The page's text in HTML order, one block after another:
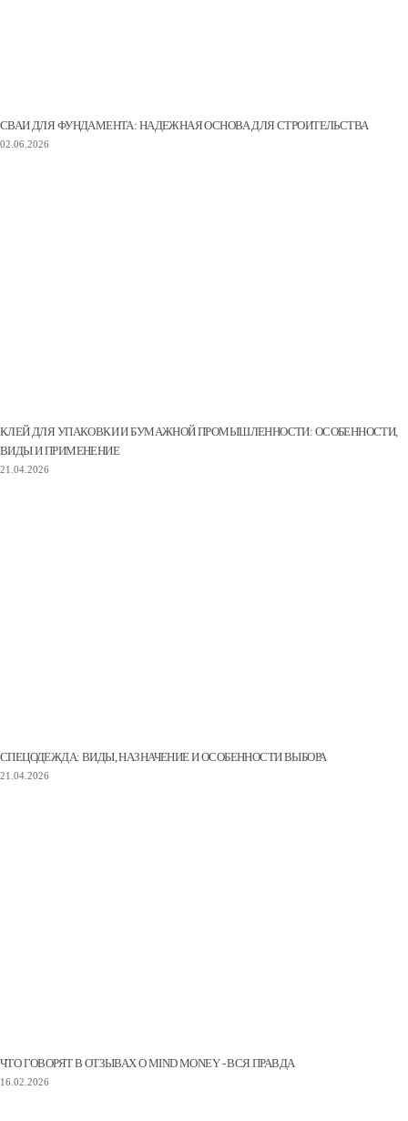
СВАИ ДЛЯ ФУНДАМЕНТА: НАДЕЖНАЯ ОСНОВА ДЛЯ СТРОИТЕЛЬСТВА
02.06.2026
КЛЕЙ ДЛЯ УПАКОВКИ И БУМАЖНОЙ ПРОМЫШЛЕННОСТИ: ОСОБЕННОСТИ,
ВИДЫ И ПРИМЕНЕНИЕ
21.04.2026
СПЕЦОДЕЖДА: ВИДЫ, НАЗНАЧЕНИЕ И ОСОБЕННОСТИ ВЫБОРА
21.04.2026
ЧТО ГОВОРЯТ В ОТЗЫВАХ О MIND MONEY - ВСЯ ПРАВДА
16.02.2026